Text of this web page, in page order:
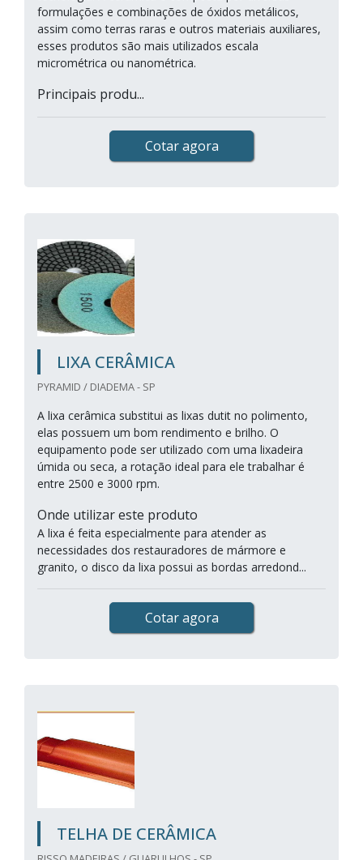
formulações e combinações de óxidos metálicos,
assim como terras raras e outros materiais auxiliares,
esses produtos são mais utilizados escala
micrométrica ou nanométrica.
Principais produ...
Cotar agora
LIXA CERÂMICA
PYRAMID / DIADEMA - SP
A lixa cerâmica substitui as lixas dutit no polimento,
elas possuem um bom rendimento e brilho. O
equipamento pode ser utilizado com uma lixadeira
úmida ou seca, a rotação ideal para ele trabalhar é
entre 2500 e 3000 rpm.
Onde utilizar este produto
A lixa é feita especialmente para atender as
necessidades dos restauradores de mármore e
granito, o disco da lixa possui as bordas arredond...
Cotar agora
TELHA DE CERÂMICA